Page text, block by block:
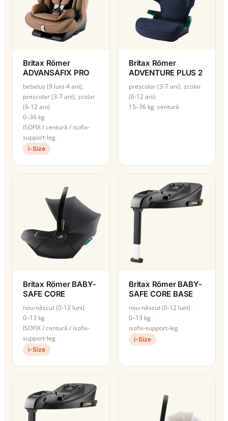
Britax Römer
ADVANSAFIX PRO
bebeluș (9 luni-4 ani),
preșcolar (3-7 ani), școlar
(6-12 ani)
0–36 kg
ISOFIX / centură / isofix-
support-leg
i-Size
Britax Römer
ADVENTURE PLUS 2
preșcolar (3-7 ani), școlar
(6-12 ani)
15–36 kg centură
Britax Römer BABY-
SAFE CORE
nou-născut (0-12 luni)
0–13 kg
ISOFIX / centură / isofix-
support-leg
i-Size
Britax Römer BABY-
SAFE CORE BASE
nou-născut (0-12 luni)
0–13 kg
isofix-support-leg
i-Size